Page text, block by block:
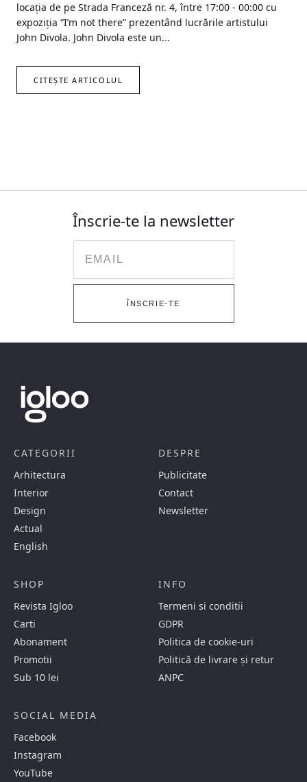
locația de pe Strada Franceză nr. 4, între 17:00 - 00:00 cu
expoziția “I’m not there” prezentând lucrările artistului
John Divola. John Divola este un...
CITEȘTE ARTICOLUL
Înscrie-te la newsletter
ÎNSCRIE-TE
CATEGORII
Arhitectura
Interior
Design
Actual
English
DESPRE
Publicitate
Contact
Newsletter
SHOP
Revista Igloo
Carti
Abonament
Promotii
Sub 10 lei
INFO
Termeni si conditii
GDPR
Politica de cookie-uri
Politică de livrare și retur
ANPC
SOCIAL MEDIA
Facebook
Instagram
YouTube